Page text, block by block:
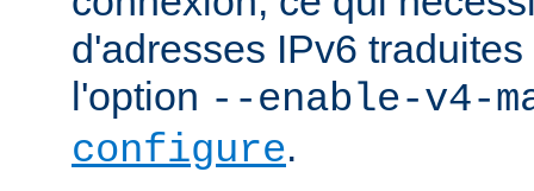
d'adresses IPv6
l'option --enable-v4-
configure.